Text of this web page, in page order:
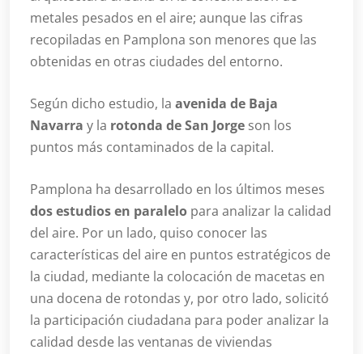
metales pesados en el aire; aunque las cifras
recopiladas en Pamplona son menores que las
obtenidas en otras ciudades del entorno.
Según dicho estudio, la avenida de Baja
Navarra y la rotonda de San Jorge son los
puntos más contaminados de la capital.
Pamplona ha desarrollado en los últimos meses
dos estudios en paralelo para analizar la calidad
del aire. Por un lado, quiso conocer las
características del aire en puntos estratégicos de
la ciudad, mediante la colocación de macetas en
una docena de rotondas y, por otro lado, solicitó
la participación ciudadana para poder analizar la
calidad desde las ventanas de viviendas